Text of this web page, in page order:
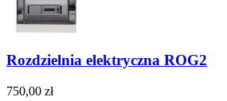
Rozdzielnia elektryczna ROG2
750,00 zł